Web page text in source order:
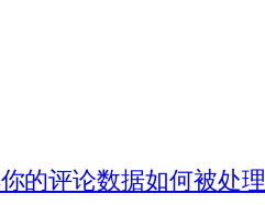
的评论数据如何被处理